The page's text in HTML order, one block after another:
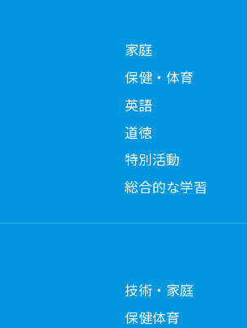
家庭
保健・体育
英語
道徳
特別活動
総合的な学習
技術・家庭
保健体育